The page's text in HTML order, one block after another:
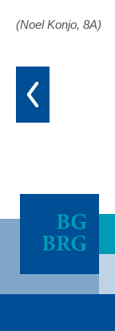
(Noel Konjo, 8A)